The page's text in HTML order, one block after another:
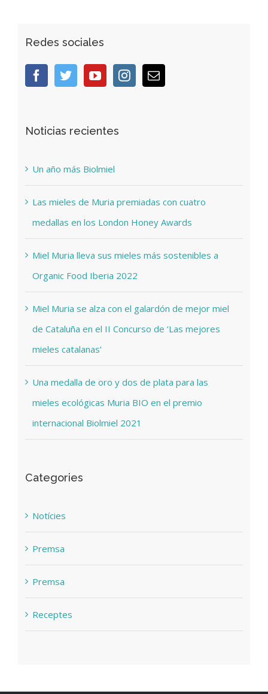
Redes sociales
Noticias recientes
Un año más Biolmiel
Las mieles de Muria premiadas con cuatro
medallas en los London Honey Awards
Miel Muria lleva sus mieles más sostenibles a
Organic Food Iberia 2022
Miel Muria se alza con el galardón de mejor miel
de Cataluña en el II Concurso de ‘Las mejores
mieles catalanas’
Una medalla de oro y dos de plata para las
mieles ecológicas Muria BIO en el premio
internacional Biolmiel 2021
Categories
Notícies
Premsa
Premsa
Receptes